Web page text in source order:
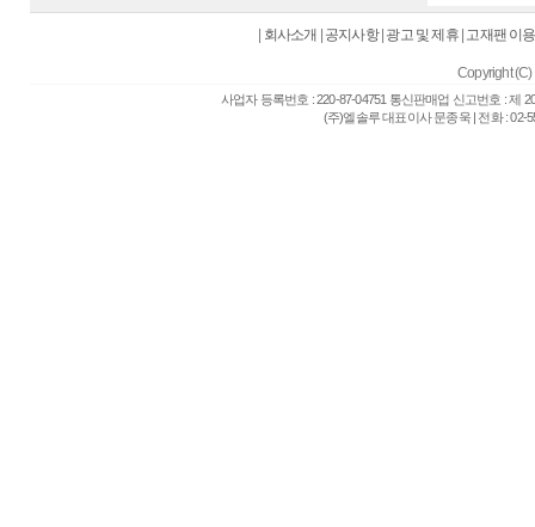
회사소개 공지사항| 광고 및 제휴| 고재팬 이
Copyright (C)
사업자 등록번호 : 220-87-04751 통신판매업 신고번호 : 제
(주)엘솔루 대표이사 문종욱 | 전화 : 02-